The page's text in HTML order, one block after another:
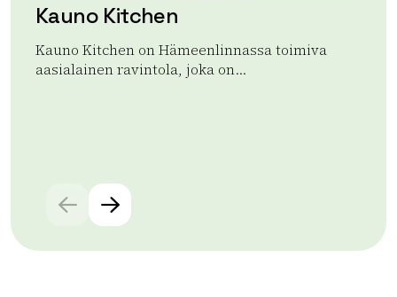
Kauno Kitchen
Kauno Kitchen on Hämeenlinnassa toimiva
aasialainen ravintola, joka on...